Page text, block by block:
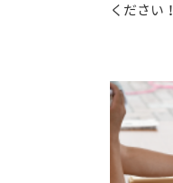
ください！